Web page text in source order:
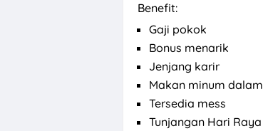
Benefit:
Gaji pokok
Bonus menarik
Jenjang karir
Makan minum dalam
Tersedia mess
Tunjangan Hari Raya